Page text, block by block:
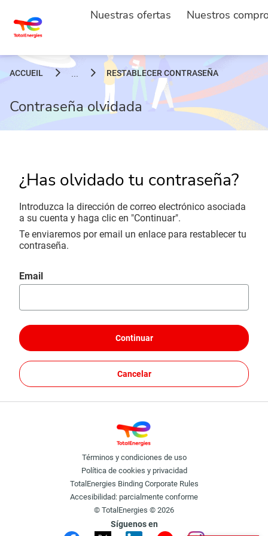
Nuestras ofertas Nuestros
ACCUEIL RESTABLECER CONTRASEÑA
Contraseña olvidada
¿Has olvidado tu contraseña?
Introduzca la dirección de correo electrónico asociada
a su cuenta y haga clic en "Continuar".
Te enviaremos por email un enlace para restablecer tu
contraseña.
Restablecer contraseña con tu email
Email
Continuar
Cancelar
Términos y condiciones de uso
Política de cookies y privacidad
TotalEnergies Binding Corporate Rules
Accesibilidad: parcialmente conforme
© TotalEnergies © 2026
Síguenos en